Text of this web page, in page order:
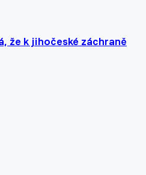
že k jihočeské záchraně